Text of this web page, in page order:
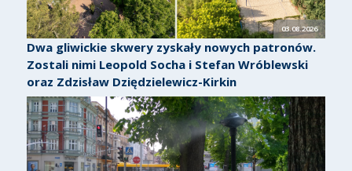
03.08.2026
Dwa gliwickie skwery zyskały nowych patronów.
Zostali nimi Leopold Socha i Stefan Wróblewski
oraz Zdzisław Dziędzielewicz-Kirkin